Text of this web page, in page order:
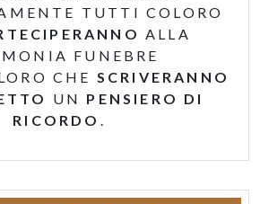
TUTTI COLORO
ALLA
FUNEBRE
CHE SCRIVERANNO
UN PENSIERO DI
RICORDO .